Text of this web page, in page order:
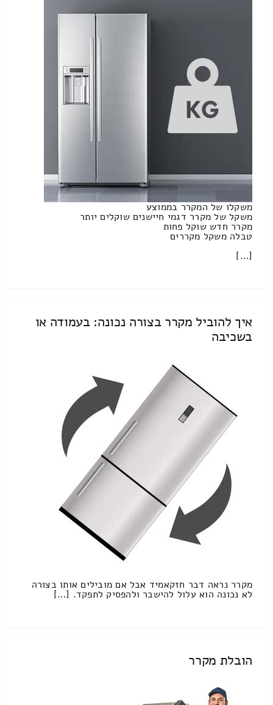
משקלו של המקרר בממוצע
משקל של מקרר דגמי חיישנים שוקלים יותר
מקרר חדש שוקל פחות
טבלה משקל מקררים
[…]
איך להוביל מקרר בצורה נכונה: בעמודה או
בשכיבה
מקרר נראה דבר חזקאמיד אבל אם מובילים אותו בצורה
לא נכונה הוא עלול להישבר ולהפסיק לתפקד. […]
הובלת מקרר